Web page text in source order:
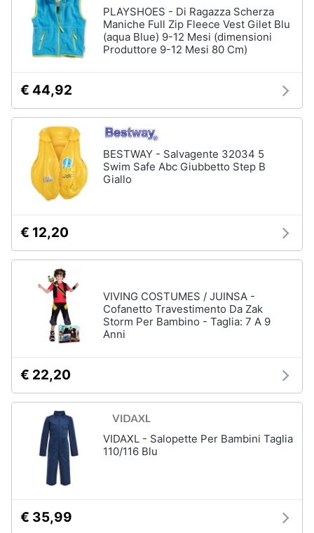
PLAYSHOES - Di Ragazza Scherza
Maniche Full Zip Fleece Vest Gilet Blu
(aqua Blue) 9-12 Mesi (dimensioni
Produttore 9-12 Mesi 80 Cm)
€ 44,92
BESTWAY - Salvagente 32034 5
Swim Safe Abc Giubbetto Step B
Giallo
€ 12,20
VIVING COSTUMES / JUINSA -
Cofanetto Travestimento Da Zak
Storm Per Bambino - Taglia: 7 A 9
Anni
€ 22,20
VIDAXL - Salopette Per Bambini Taglia
110/116 Blu
€ 35,99